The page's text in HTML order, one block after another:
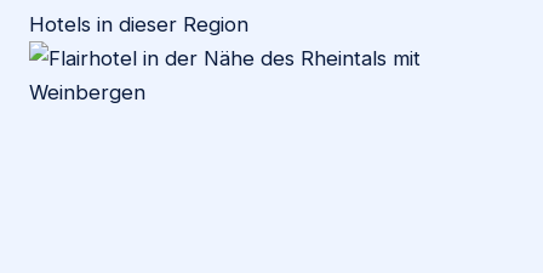
Hotels in dieser Region